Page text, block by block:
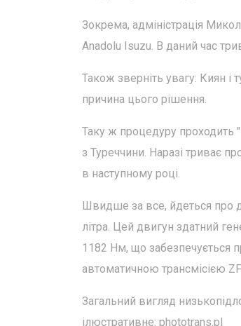
Зокрема, адміністрація
Anadolu Isuzu. В даний час
Також зверніть увагу: Киян і
причина цього рішення.
Таку ж процедуру проходить
з Туреччини. Наразі триває
в наступному році.
Швидше за все, йдеться про
літра. Цей двигун здатний
1182 Нм, що забезпечується
автоматичною трансмісією
Загальний вигляд
ілюстративне: phototrans.pl